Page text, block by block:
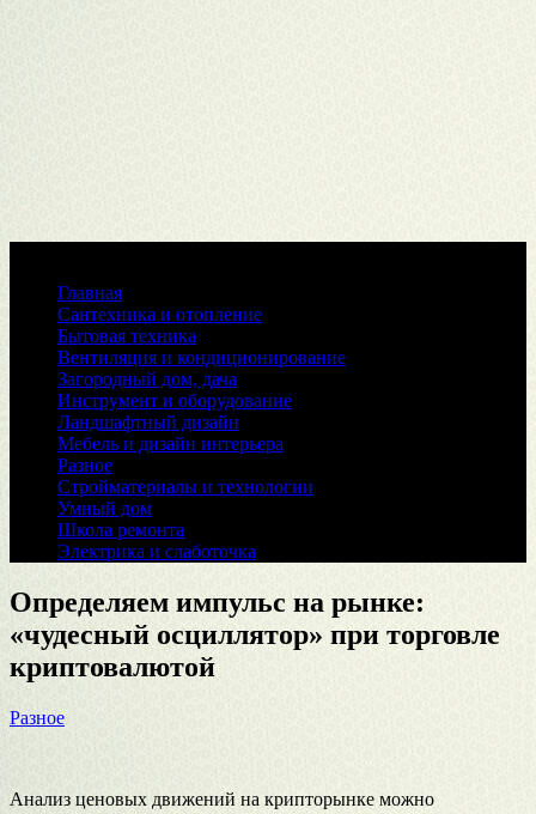
Главная
Сантехника и отопление
Бытовая техника
Вентиляция и кондиционирование
Загородный дом, дача
Инструмент и оборудование
Ландшафтный дизайн
Мебель и дизайн интерьера
Разное
Стройматериалы и технологии
Умный дом
Школа ремонта
Электрика и слаботочка
Определяем импульс на рынке:
«чудесный осциллятор» при торговле
криптовалютой
Разное
Анализ ценовых движений на крипторынке можно